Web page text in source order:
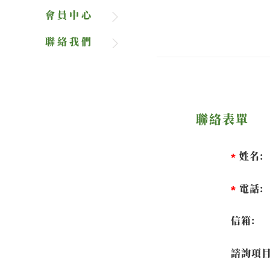
會員中心
聯絡我們
聯絡表單
姓名:
電話:
信箱:
諮詢項